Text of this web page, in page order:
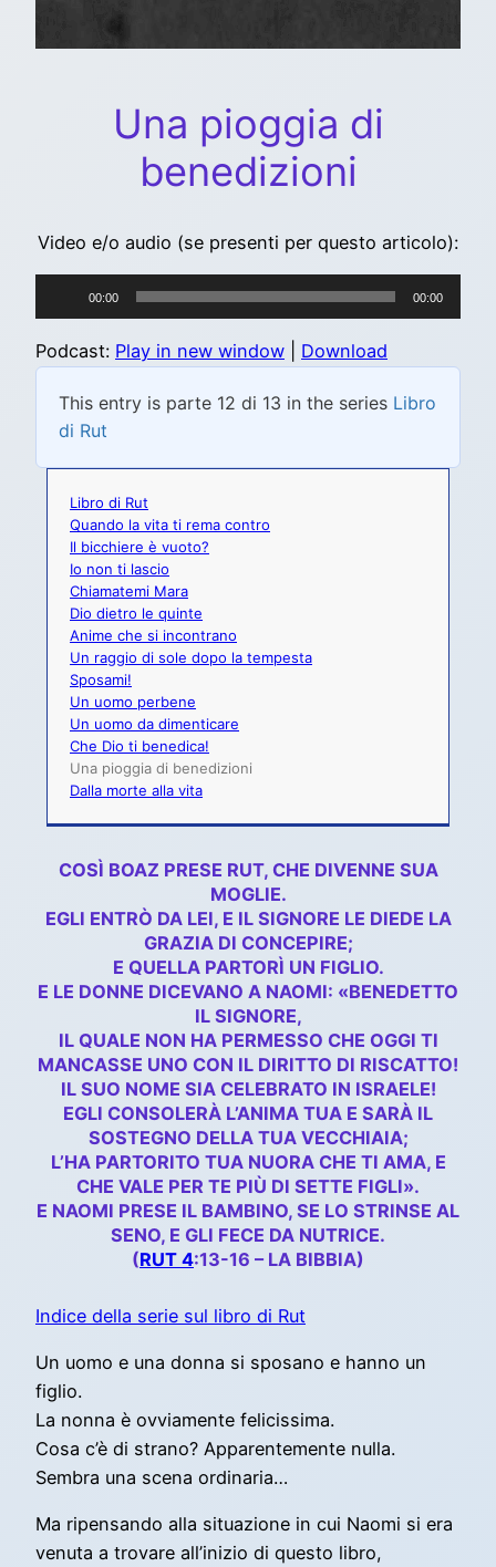
Una pioggia di
benedizioni
Video e/o audio (se presenti per questo articolo):
Player
00:00 00:00
Podcast: Play in new window Download
This entry is parte 12 di 13 in the series Libro
di Rut
Libro di Rut
Quando la vita ti rema contro
Il bicchiere è vuoto?
Io non ti lascio
Chiamatemi Mara
Dio dietro le quinte
Anime che si incontrano
Un raggio di sole dopo la tempesta
Sposami!
Un uomo perbene
Un uomo da dimenticare
Che Dio ti benedica!
Una pioggia di benedizioni
Dalla morte alla vita
COSÌ BOAZ PRESE RUT, CHE DIVENNE SUA
MOGLIE.
EGLI ENTRÒ DA LEI, E IL SIGNORE LE DIEDE LA
GRAZIA DI CONCEPIRE;
E QUELLA PARTORÌ UN FIGLIO.
E LE DONNE DICEVANO A NAOMI: «BENEDETTO
IL SIGNORE,
IL QUALE NON HA PERMESSO CHE OGGI TI
MANCASSE UNO CON IL DIRITTO DI RISCATTO!
IL SUO NOME SIA CELEBRATO IN ISRAELE!
EGLI CONSOLERÀ L’ANIMA TUA E SARÀ IL
SOSTEGNO DELLA TUA VECCHIAIA;
L’HA PARTORITO TUA NUORA CHE TI AMA, E
CHE VALE PER TE PIÙ DI SETTE FIGLI».
E NAOMI PRESE IL BAMBINO, SE LO STRINSE AL
SENO, E GLI FECE DA NUTRICE.
(RUT 4:13-16 – LA BIBBIA)
Indice della serie sul libro di Rut
Un uomo e una donna si sposano e hanno un
figlio.
La nonna è ovviamente felicissima.
Cosa c’è di strano? Apparentemente nulla.
Sembra una scena ordinaria…
Ma ripensando alla situazione in cui Naomi si era
venuta a trovare all’inizio di questo libro,